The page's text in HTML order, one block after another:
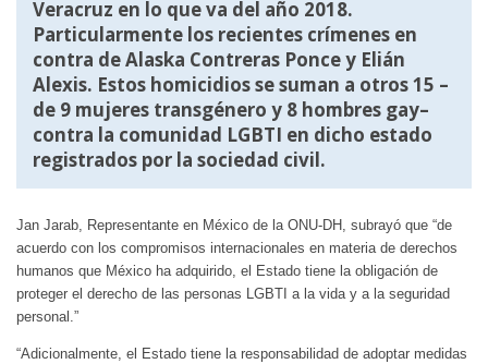
Veracruz en lo que va del año 2018.
Particularmente los recientes crímenes en
contra de Alaska Contreras Ponce y Elián
Alexis. Estos homicidios se suman a otros 15 –
de 9 mujeres transgénero y 8 hombres gay–
contra la comunidad LGBTI en dicho estado
registrados por la sociedad civil.
Jan Jarab, Representante en México de la ONU-DH, subrayó que “de
acuerdo con los compromisos internacionales en materia de derechos
humanos que México ha adquirido, el Estado tiene la obligación de
proteger el derecho de las personas LGBTI a la vida y a la seguridad
personal.”
“Adicionalmente, el Estado tiene la responsabilidad de adoptar medidas